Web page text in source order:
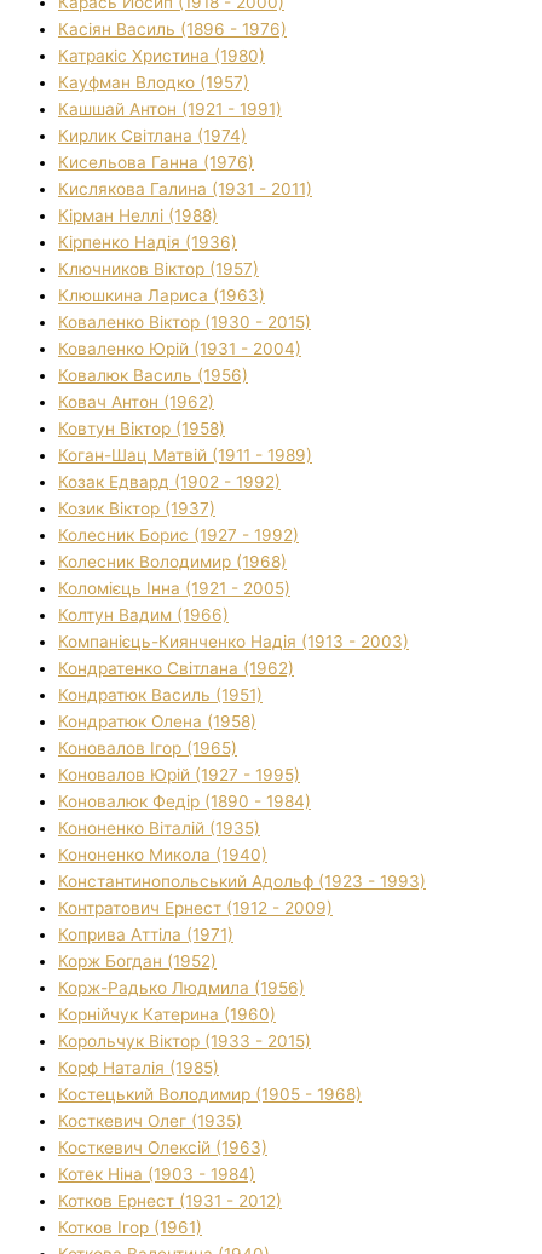
Касіян Василь (1896 - 1976)
Катракіс Христина (1980)
Кауфман Влодко (1957)
Кашшай Антон (1921 - 1991)
Кирлик Світлана (1974)
Кисельова Ганна (1976)
Кислякова Галина (1931 - 2011)
Кірман Неллі (1988)
Кірпенко Надія (1936)
Ключников Віктор (1957)
Клюшкина Лариса (1963)
Коваленко Віктор (1930 - 2015)
Коваленко Юрій (1931 - 2004)
Ковалюк Василь (1956)
Ковач Антон (1962)
Ковтун Віктор (1958)
Коган-Шац Матвій (1911 - 1989)
Козак Едвард (1902 - 1992)
Козик Віктор (1937)
Колесник Борис (1927 - 1992)
Колесник Володимир (1968)
Коломієць Інна (1921 - 2005)
Колтун Вадим (1966)
Компанієць-Киянченко Надія (1913 - 2003)
Кондратенко Світлана (1962)
Кондратюк Василь (1951)
Кондратюк Олена (1958)
Коновалов Ігор (1965)
Коновалов Юрій (1927 - 1995)
Коновалюк Федір (1890 - 1984)
Кононенко Віталій (1935)
Кононенко Микола (1940)
Константинопольський Адольф (1923 - 1993)
Контратович Ернест (1912 - 2009)
Коприва Аттіла (1971)
Корж Богдан (1952)
Корж-Радько Людмила (1956)
Корнійчук Катерина (1960)
Корольчук Віктор (1933 - 2015)
Корф Наталія (1985)
Костецький Володимир (1905 - 1968)
Косткевич Олег (1935)
Косткевич Олексій (1963)
Котек Ніна (1903 - 1984)
Котков Ернест (1931 - 2012)
Котков Ігор (1961)